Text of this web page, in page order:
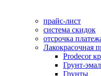
прайс-лист
система скидок
отсрочка
Лакокрасочная
Prodecor
Грунт-
Грунты